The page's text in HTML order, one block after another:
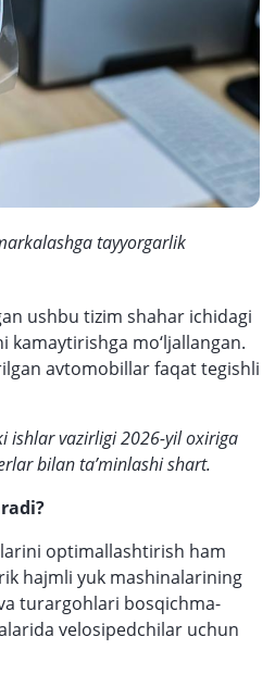
tayyorgarlik
ushbu tizim shahar ichidagi
mo‘ljallangan.
avtomobillar faqat tegishli
ishlar vazirligi 2026-yil oxiriga
bilan ta’minlashi shart.
optimallashtirish ham
hajmli yuk mashinalarining
turargohlari bosqichma-
velosipedchilar uchun